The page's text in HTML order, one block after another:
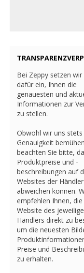
Bei Zeppy setzen wir
dafür ein, Ihnen die
genauesten und
Informationen zur
zu stellen.
Obwohl wir uns stets
Genauigkeit
beachten Sie bitte,
Produktpreise und -
beschreibungen auf
Websites der Händler
abweichen können.
empfehlen Ihnen, die
Website des
Händlers direkt zu
um die neuesten
Preise und
zu erhalten.